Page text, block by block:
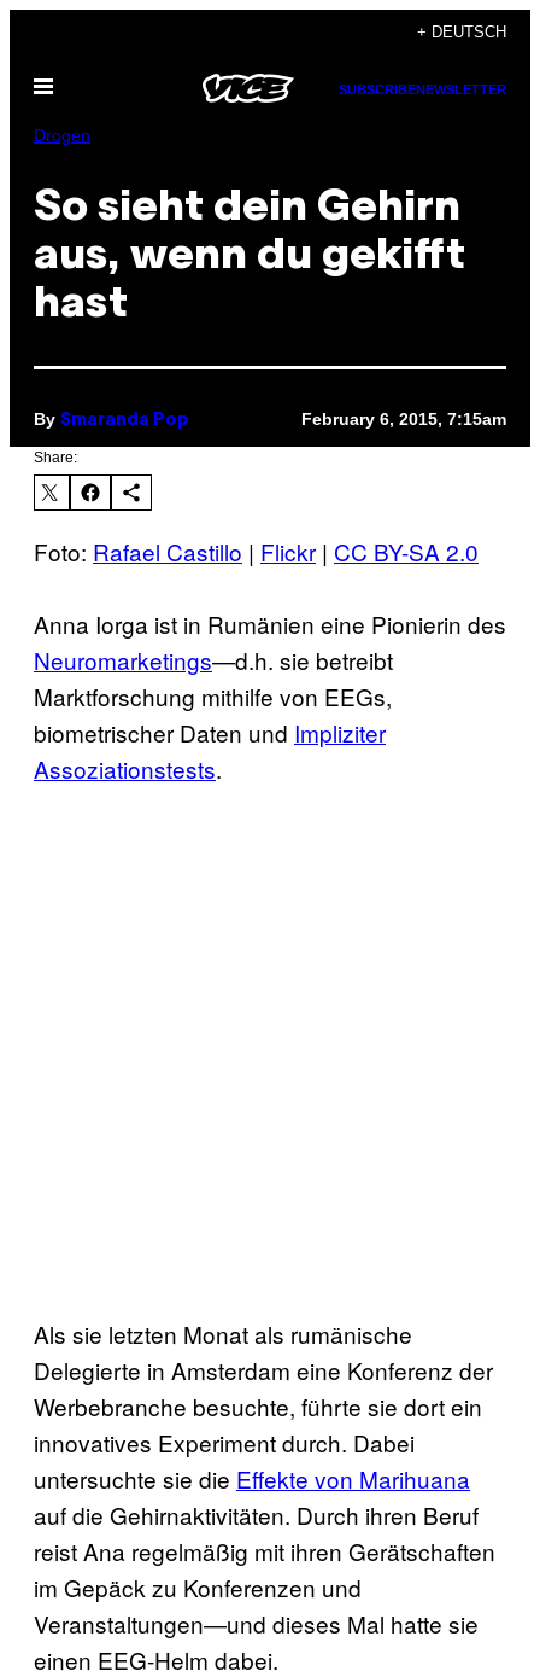
content
+ DEUTSCH
Open
SUBSCRIBENEWSLETTER
Drogen
So sieht dein Gehirn
aus, wenn du gekifft
hast
By Smaranda Pop February 6, 2015, 7:15am
Share:
Foto: Rafael Castillo | Flickr | CC BY-SA 2.0
Anna Iorga ist in Rumänien eine Pionierin des
Neuromarketings—d.h. sie betreibt
Marktforschung mithilfe von EEGs,
biometrischer Daten und Impliziter
Assoziationstests.
Als sie letzten Monat als rumänische
Delegierte in Amsterdam eine Konferenz der
Werbebranche besuchte, führte sie dort ein
innovatives Experiment durch. Dabei
untersuchte sie die Effekte von Marihuana
auf die Gehirnaktivitäten. Durch ihren Beruf
reist Ana regelmäßig mit ihren Gerätschaften
im Gepäck zu Konferenzen und
Veranstaltungen—und dieses Mal hatte sie
einen EEG-Helm dabei.